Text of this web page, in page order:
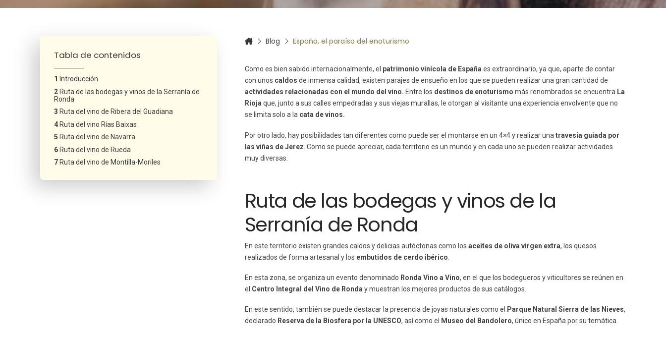
Tabla de contenidos
Introducción
Ruta de las bodegas y vinos de la Serranía de
Ronda
Ruta del vino de Ribera del Guadiana
Ruta del vino Rías Baixas
Ruta del vino de Navarra
Ruta del vino de Rueda
Ruta del vino de Montilla-Moriles
Blog España, el paraíso del enoturismo
Como es bien sabido internacionalmente, el patrimonio vinícola de España es extraordinario, ya que, aparte de contar
con unos caldos de inmensa calidad, existen parajes de ensueño en los que se pueden realizar una gran cantidad de
actividades relacionadas con el mundo del vino. Entre los destinos de enoturismo más renombrados se encuentra La
Rioja que, junto a sus calles empedradas y sus viejas murallas, le otorgan al visitante una experiencia envolvente que no
se limita solo a la cata de vinos.
Por otro lado, hay posibilidades tan diferentes como puede ser el montarse en un 4×4 y realizar una travesía guiada por
las viñas de Jerez . Como se puede apreciar, cada territorio es un mundo y en cada uno se pueden realizar actividades
muy diversas.
Ruta de las bodegas y vinos de la
Serranía de Ronda
En este territorio existen grandes caldos y delicias autóctonas como los aceites de oliva virgen extra, los quesos
realizados de forma artesanal y los embutidos de cerdo ibérico
En esta zona, se organiza un evento denominado Ronda Vino a Vino, en el que los bodegueros y viticultores se reúnen en
el Centro Integral del Vino de Ronda y muestran los mejores productos de sus catálogos.
En este sentido, también se puede destacar la presencia de joyas naturales como el Parque Natural Sierra de las Nieves,
declarado Reserva de la Biosfera por la UNESCO, así como el Museo del Bandolero, único en España por su temática.
¿Necesitas más información sobre un curso?